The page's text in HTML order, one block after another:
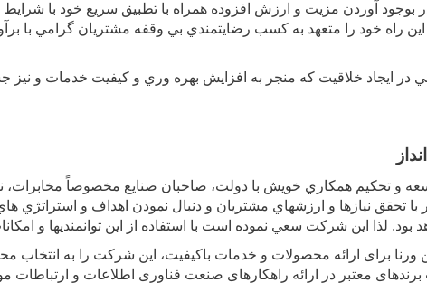
آوردن مزيت و ارزش افزوده همراه با تطبيق سريع خود با شرايط
راه خود را متعهد به کسب رضايتمندي بي وقفه مشتريان گرامي با
در ايجاد خلاقيت که منجر به افزايش بهره وري و کيفيت خدمات و نيز
و تحکيم همکاري خويش با دولت، صاحبان صنايع مخصوصاً
با تحقق نيازها و ارزشهاي مشتريان و دنبال نمودن اهداف و
بود. لذا اين شرکت سعي نموده است با استفاده از اين توانمنديها و
معتبر در ارائه راهکارهای صنعت فناوری اطلاعات و